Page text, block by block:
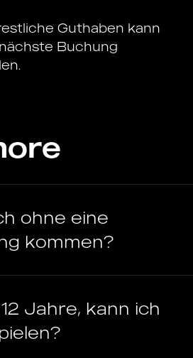
Guthaben kann
Buchung
ohne eine
kommen?
Jahre, kann ich